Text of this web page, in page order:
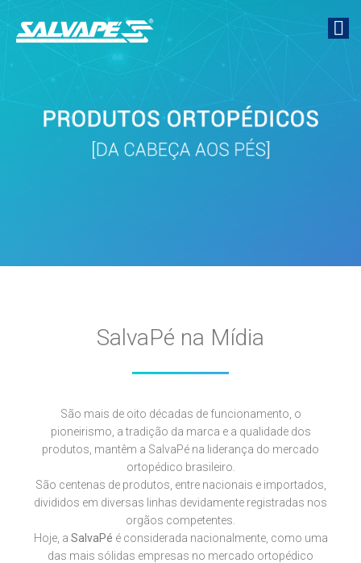
SalvaPé na Mídia
São mais de oito décadas de funcionamento, o
pioneirismo, a tradição da marca e a qualidade dos
produtos, mantêm a SalvaPé na liderança do mercado
ortopédico brasileiro.
São centenas de produtos, entre nacionais e importados,
divididos em diversas linhas devidamente registradas nos
orgãos competentes.
Hoje, a SalvaPé é considerada nacionalmente, como uma
das mais sólidas empresas no mercado ortopédico